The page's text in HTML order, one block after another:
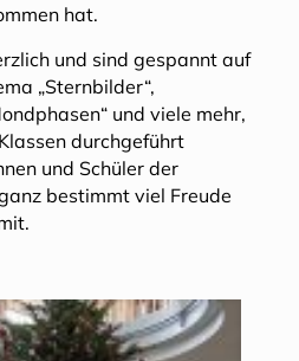
hat.
und sind gespannt auf
„Sternbilder“,
und viele mehr,
durchgeführt
und Schüler der
bestimmt viel Freude